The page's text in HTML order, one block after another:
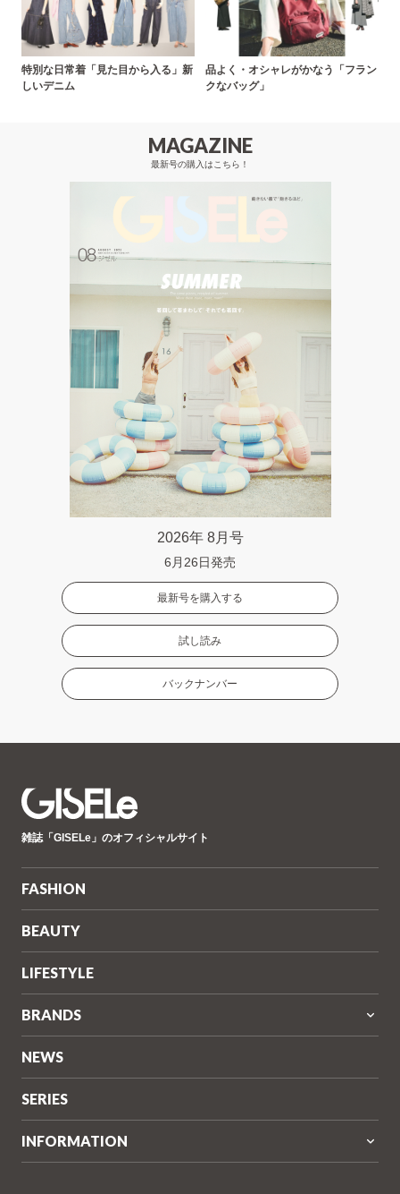
特別な日常着「見た目から入る」新
しいデニム
品よく・オシャレがかなう「フラン
クなバッグ」
MAGAZINE
最新号の購入はこちら！
2026年 8月号
6月26日発売
最新号を購入する
試し読み
バックナンバー
ゼ
雑誌「GISELe」のオフィシャルサイト
FASHION
BEAUTY
LIFESTYLE
BRANDS
NEWS
SERIES
INFORMATION